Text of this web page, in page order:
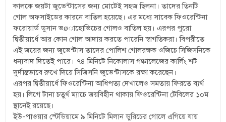
কালকে জয়টা জুভেন্টাসের জন্য মোটেই সহজ ছিলনা। তাদের তিনটি
গোল অফসাইডের কারনে বাতিল হয়েছে। এর মধ্যে সাবেক ফিওরেন্টিনা
ফরোয়ার্ড ডুসান ভøাহোভিচের গোলও বাতিল হয়। এরপর পুরো
দ্বিতীয়ার্ধে আর কোন গোল আদায় করতে পারেনি স্বাগতিকরা। বিপরীতে
এই জয়ের জন্য জুভেন্টাস তাদের পোলিশ গোলরক্ষক ওজিচে সিজিসনিকে
ধন্যবাদ দিতেই পারে। ৭৪ মিনিটে নিকোলাস গঞ্চালেজের কার্লিং শট
দুর্দান্তভাবে রুখে দিয়ে সিজিসনি জুভেন্টাসকে রক্ষা করেছেন।
এরপর দ্বিতীয়ার্ধে ফিওরেন্টিনা আধিপত্য দেখালেও সমতায় ফিরতে ব্যর্থ
হয়। লিগে টানা চতুর্থ ম্যাচে জয়বিহীন থাকায় ফিওরেন্টিনা টেবিলের ১০ম
স্থানেই রয়েছে।
ইউ-পাওয়ার স্টেডিয়ামে ৯ মিনিটে মিলান ডুরিচের গোলে এগিয়ে যায়